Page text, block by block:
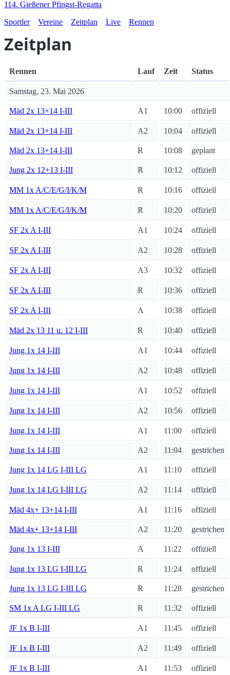
114. Gießener Pfingst-Regatta
Sportler
Vereine Zeitplan Live Rennen
Zeitplan
Rennen Lauf Zeit Status
Samstag, 23. Mai 2026
Mäd 2x 13+14 I-III A1 10:00 offiziell
Mäd 2x 13+14 I-III A2 10:04 offiziell
Mäd 2x 13+14 I-III R 10:08 geplant
Jung 2x 12+13 I-III R 10:12 offiziell
MM 1x A/C/E/G/I/K/M R 10:16 offiziell
MM 1x A/C/E/G/I/K/M R 10:20 offiziell
SF 2x A I-III A1 10:24 offiziell
SF 2x A I-III A2 10:28 offiziell
SF 2x A I-III A3 10:32 offiziell
SF 2x A I-III R 10:36 offiziell
SF 2x A I-III A 10:38 offiziell
Mäd 2x 13 11 u. 12 I-III R 10:40 offiziell
Jung 1x 14 I-III A1 10:44 offiziell
Jung 1x 14 I-III A2 10:48 offiziell
Jung 1x 14 I-III A1 10:52 offiziell
Jung 1x 14 I-III A2 10:56 offiziell
Jung 1x 14 I-III A1 11:00 offiziell
Jung 1x 14 I-III A2 11:04 gestrichen
Jung 1x 14 LG I-III LG A1 11:10 offiziell
Jung 1x 14 LG I-III LG A2 11:14 offiziell
Mäd 4x+ 13+14 I-III A1 11:16 offiziell
Mäd 4x+ 13+14 I-III A2 11:20 gestrichen
Jung 1x 13 I-III A 11:22 offiziell
Jung 1x 13 LG I-III LG R 11:24 offiziell
Jung 1x 13 LG I-III LG R 11:28 gestrichen
SM 1x A LG I-III LG R 11:32 offiziell
JF 1x B I-III A1 11:45 offiziell
JF 1x B I-III A2 11:49 offiziell
JF 1x B I-III A1 11:53 offiziell